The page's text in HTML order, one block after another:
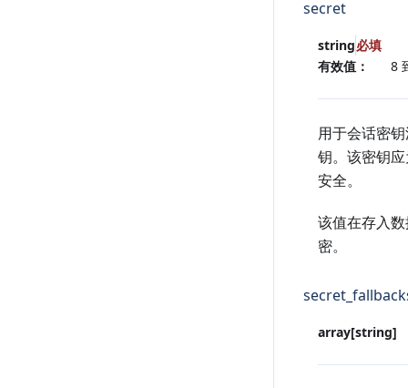
secret
string必填
有效值：
8
用于会话密
钥。该密钥
安全。
该值在存入
密。
array[string]